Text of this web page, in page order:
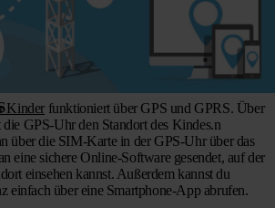
Kinder funktioniert über GPS und GPRS. Über
GPS-Uhr den Standort des Kindes.n
über die SIM-Karte in der GPS-Uhr über das
eine sichere Online-Software gesendet, auf der
einsehen kannst. Außerdem kannst du
einfach über eine Smartphone-App abrufen.